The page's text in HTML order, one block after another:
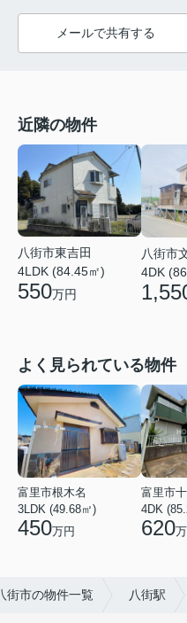
メールで共有する
近隣の物件
八街市東吉田
4LDK (84.45㎡)
550万円
八街市
4DK
よく見られている物件
富里市根木名
3LDK (49.68㎡)
450万円
富里市
4DK
620
街市の物件一覧 八街駅